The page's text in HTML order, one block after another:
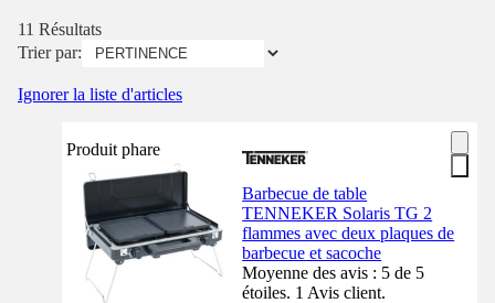
11 Résultats
Trier par:
Ignorer la liste d'articles
Produit phare
Barbecue de table
TENNEKER Solaris TG 2
flammes avec deux plaques de
barbecue et sacoche
Moyenne des avis : 5 de 5
étoiles. 1 Avis client.